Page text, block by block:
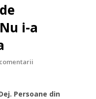
i-a
Persoane din